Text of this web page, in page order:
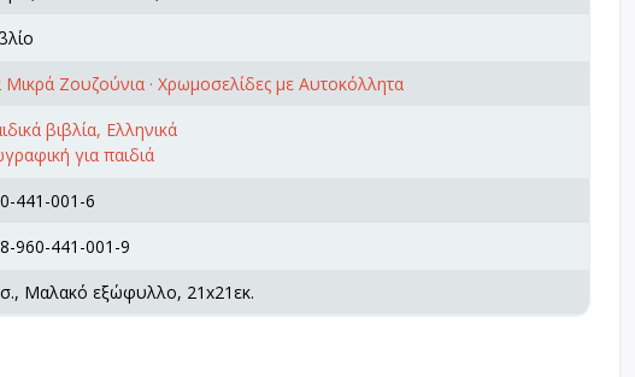
Μικρά Ζουζούνια · Χρωμοσελίδες με Αυτοκόλλητα
βιβλία, Ελληνικά
για παιδιά
441-001-6
960-441-001-9
Μαλακό εξώφυλλο, 21x21εκ.